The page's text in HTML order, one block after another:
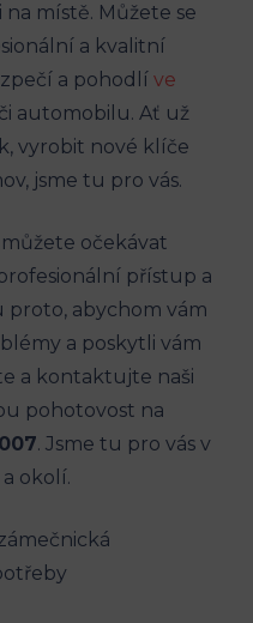
na místě. Můžete se
a kvalitní
a pohodlí ve
automobilu. Ať už
vyrobit nové klíče
jsme tu pro vás.
očekávat
přístup a
proto, abychom vám
a poskytli vám
a kontaktujte naši
pohotovost na
. Jsme tu pro vás v
a okolí.